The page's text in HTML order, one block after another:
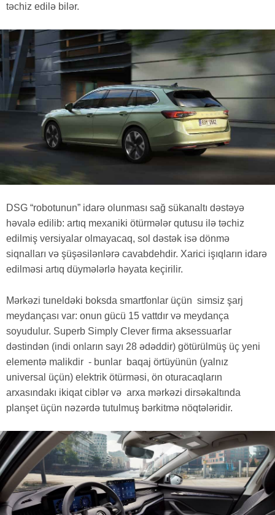
təchiz edilə bilər.
DSG “robotunun” idarə olunması sağ sükanaltı dəstəyə
həvalə edilib: artıq mexaniki ötürmələr qutusu ilə təchiz
edilmiş versiyalar olmayacaq, sol dəstək isə dönmə
siqnalları və şüşəsilənlərə cavabdehdir. Xarici işıqların idarə
edilməsi artıq düymələrlə həyata keçirilir.
Mərkəzi tuneldəki boksda smartfonlar üçün simsiz şarj
meydançası var: onun gücü 15 vattdır və meydança
soyudulur. Superb Simply Clever firma aksessuarlar
dəstindən (indi onların sayı 28 ədəddir) götürülmüş üç yeni
elementə malikdir - bunlar baqaj örtüyünün (yalnız
universal üçün) elektrik ötürməsi, ön oturacaqların
arxasındakı ikiqat ciblər və arxa mərkəzi dirsəkaltında
planşet üçün nəzərdə tutulmuş bərkitmə nöqtələridir.